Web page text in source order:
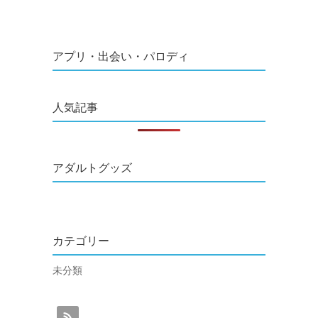
アプリ・出会い・パロディ
人気記事
アダルトグッズ
カテゴリー
未分類